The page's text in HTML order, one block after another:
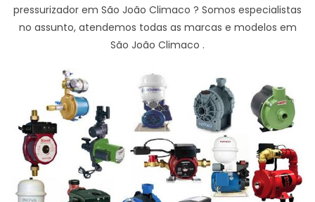
pressurizador em São João Climaco ? Somos especialistas
no assunto, atendemos todas as marcas e modelos em
São João Climaco .